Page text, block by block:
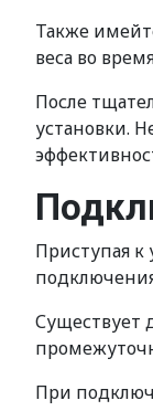
Также
веса во
После
установки.
Приступая
Существует
При